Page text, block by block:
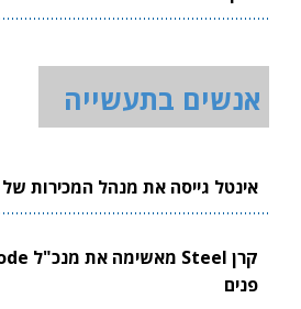
אנשים בתעשייה
אינטל גייסה את מנהל המכירות של
פנים